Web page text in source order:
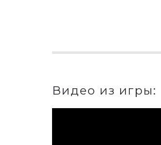
Видео из игры: